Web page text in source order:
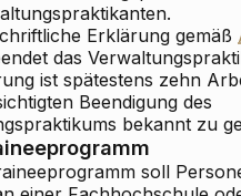
Erklärung gemäß
das
ist spätestens zehn
Beendigung des
bekannt zu
soll